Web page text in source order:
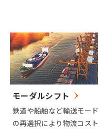
モーダルシフト
鉄道や船舶など輸送モード
の再選択により物流コスト